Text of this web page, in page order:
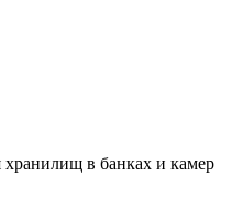
хранилищ в банках и камер